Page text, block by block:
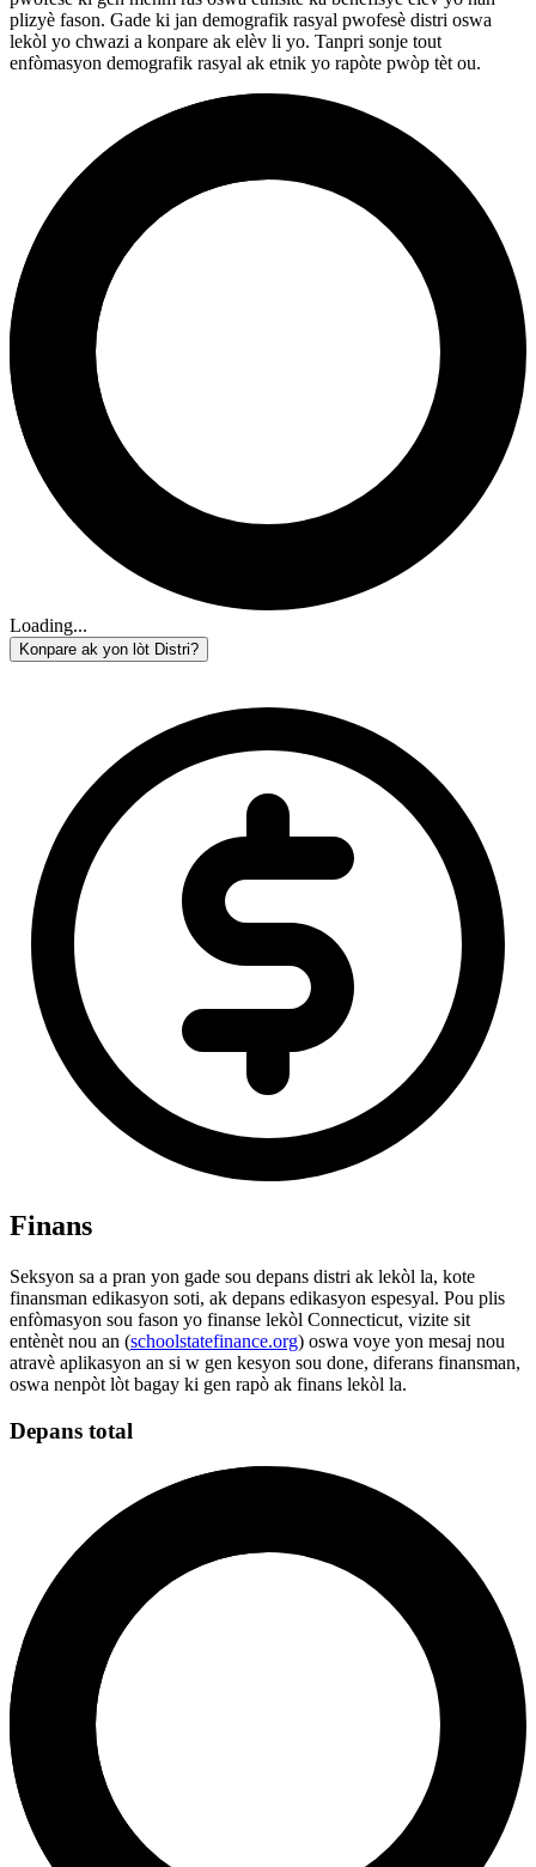
plizyè fason. Gade ki jan demografik rasyal pwofesè distri oswa
lekòl yo chwazi a konpare ak elèv li yo. Tanpri sonje tout
enfòmasyon demografik rasyal ak etnik yo rapòte pwòp tèt ou.
Loading...
Konpare ak yon lòt Distri?
Finans
Seksyon sa a pran yon gade sou depans distri ak lekòl la, kote
finansman edikasyon soti, ak depans edikasyon espesyal. Pou plis
enfòmasyon sou fason yo finanse lekòl Connecticut, vizite sit
entènèt nou an (schoolstatefinance.org) oswa voye yon mesaj nou
atravè aplikasyon an si w gen kesyon sou done, diferans finansman,
oswa nenpòt lòt bagay ki gen rapò ak finans lekòl la.
Depans total